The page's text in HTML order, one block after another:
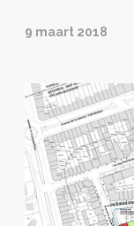
9 maart 2018